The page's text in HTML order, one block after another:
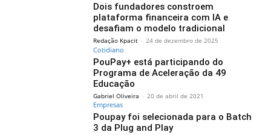
Dois fundadores constroem
plataforma financeira com IA e
desafiam o modelo tradicional
Redação Kpacit - 24 de dezembro de 2025
Cotidiano
PouPay+ está participando do
Programa de Aceleração da 49
Educação
Gabriel Oliveira - 20 de abril de 2021
Empresas
Poupay foi selecionada para o Batch
3 da Plug and Play